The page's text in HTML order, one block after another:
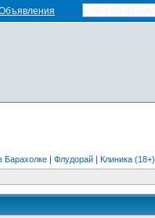
Барахолке | Флудорай | Клиника (18+)